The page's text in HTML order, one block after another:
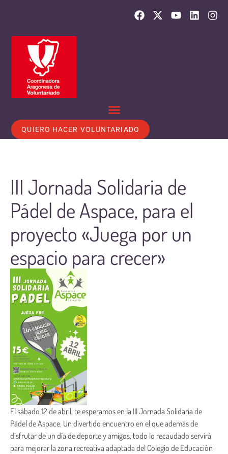
QUIERO HACER VOLUNTARIADO
III Jornada Solidaria de
Pádel de Aspace, para el
proyecto «Juega por un
espacio para crecer»
El sábado 12 de abril, te esperamos en la III Jornada Solidaria de
Pádel de Aspace. Un divertido encuentro en el que además de
disfrutar de un día de deporte y amigos, todo lo recaudado servirá
para mejorar la zona recreativa adaptada del Colegio de Educación